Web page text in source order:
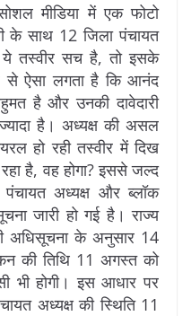
मीडिया में एक फोटो
के साथ 12 जिला पंचायत
तस्वीर सच है, तो इसके
से ऐसा लगता है कि आनंद
है और उनकी दावेदारी
है। अध्यक्ष की असल
हो रही तस्वीर में दिख
है, वह होगा? इससे जल्द
पंचायत अध्यक्ष और ब्लॉक
जारी हो गई है। राज्य
अधिसूचना के अनुसार 14
की तिथि 11 अगस्त को
भी होगी। इस आधार पर
अध्यक्ष की स्थिति 11